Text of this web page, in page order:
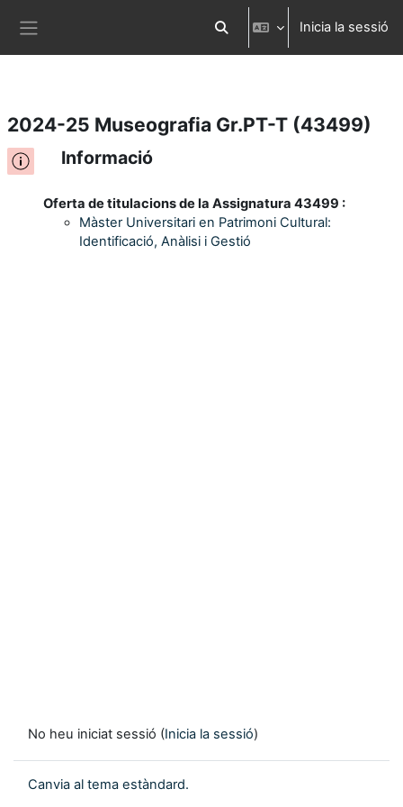
Ves al contingut principal Commuta l'entrada de la cerca
Inicia la sessió
2024-25 Museografia Gr.PT-T (43499)
Informació
Oferta de titulacions de la Assignatura 43499 :
Màster Universitari en Patrimoni Cultural:
Identificació, Anàlisi i Gestió
No heu iniciat sessió (Inicia la sessió)
Canvia al tema estàndard.